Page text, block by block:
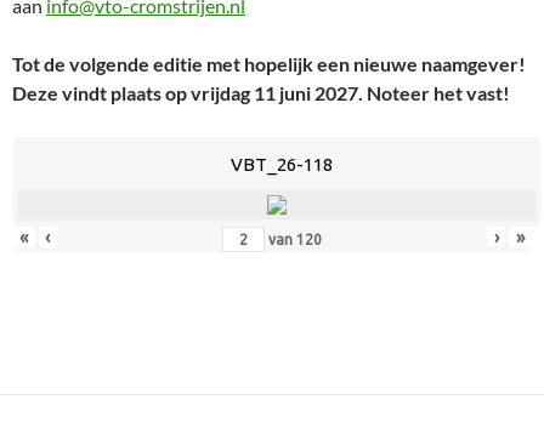
aan info@vto-cromstrijen.nl
Tot de volgende editie met hopelijk een nieuwe naamgever!
Deze vindt plaats op vrijdag 11 juni 2027. Noteer het vast!
VBT_26-118
« ‹ van 120 › »